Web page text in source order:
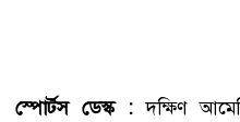
স্পোর্টস ডেস্ক :দক্ষিণ